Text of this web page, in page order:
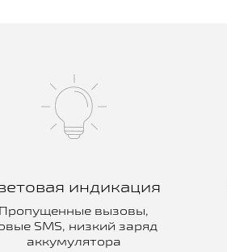
индикация
вызовы,
SMS, низкий заряд
аккумулятора